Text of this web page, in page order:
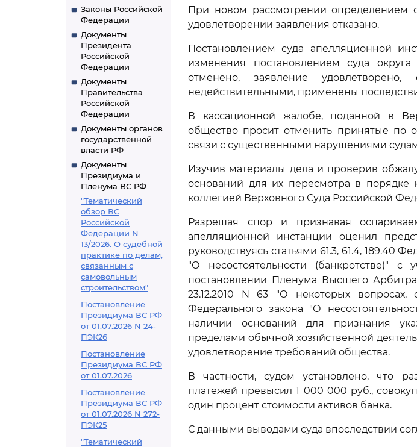
Законы Российской
Федерации
Документы
Президента
Российской
Федерации
Документы
Правительства
Российской
Федерации
Документы органов
государственной
власти РФ
Документы
Президиума и
Пленума ВС РФ
"Тематический
обзор ВС
Российской
Федерации N
13/2026. О судебной
практике по делам,
связанным с
самовольным
строительством"
Постановление
Президиума ВС РФ
от 01.07.2026 N 24-
ПЭК26
Постановление
Президиума ВС РФ
от 01.07.2026
Постановление
Президиума ВС РФ
от 01.07.2026 N 272-
ПЭК25
"Тематический
При новом рассмотрении определением
удовлетворении заявления отказано.
Постановлением суда апелляционной
изменения постановлением суда округа
отменено, заявление
недействительными, применены
В кассационной жалобе, поданной в
общество просит отменить принятые по
связи с существенными нарушениями
Изучив материалы дела и проверив
оснований для их пересмотра в порядке
коллегией Верховного Суда Российской
Разрешая спор и признавая
апелляционной инстанции оценил
руководствуясь статьями 61.3, 61.4, 189.40
"О несостоятельности (банкротстве)" с
постановлении Пленума Высшего
23.12.2010 N 63 "О некоторых
Федерального закона "О
наличии оснований для признания
пределами обычной хозяйственной
удовлетворение требований общества.
В частности, судом установлено, что
платежей превысил 1 000 000 руб.,
один процент стоимости активов банка.
С данными выводами суда впоследствии